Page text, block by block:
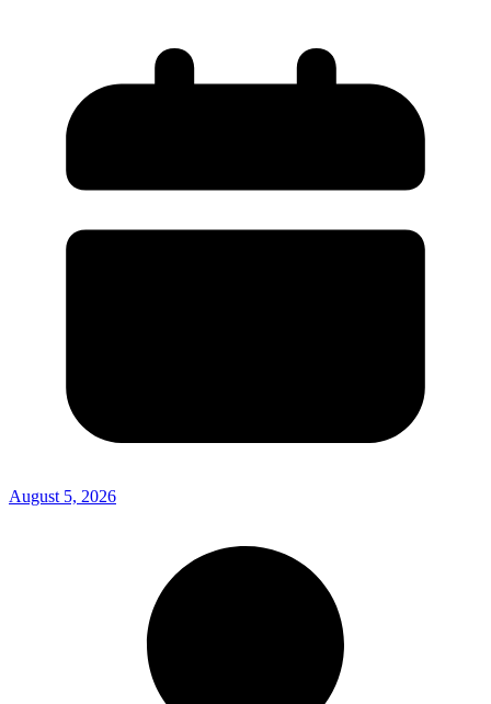
August 5, 2026